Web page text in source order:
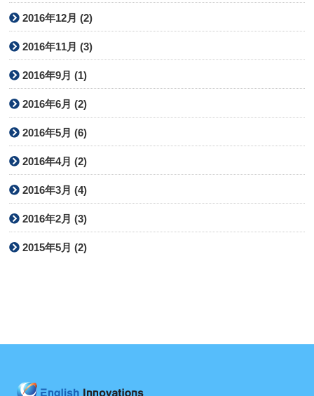
2016年12月 (2)
2016年11月 (3)
2016年9月 (1)
2016年6月 (2)
2016年5月 (6)
2016年4月 (2)
2016年3月 (4)
2016年2月 (3)
2015年5月 (2)